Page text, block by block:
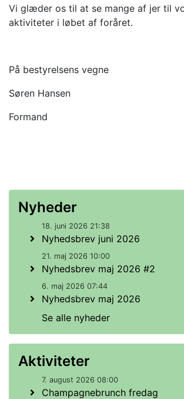
Vi glæder os til at se mange af jer til
aktiviteter i løbet af foråret.
På bestyrelsens vegne
Søren Hansen
Formand
Nyheder
18. juni 2026 21:38
Nyhedsbrev juni 2026
21. maj 2026 10:00
Nyhedsbrev maj 2026 #2
6. maj 2026 07:44
Nyhedsbrev maj 2026
Se alle nyheder
Aktiviteter
7. august 2026 08:00
Champagnebrunch fredag